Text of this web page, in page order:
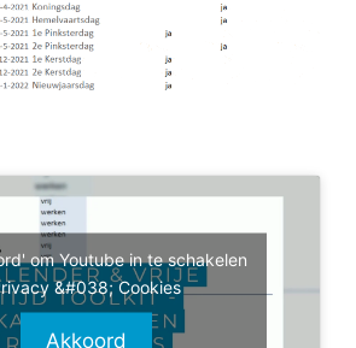
om Youtube in te schakelen
&#038; Cookies
Akkoord